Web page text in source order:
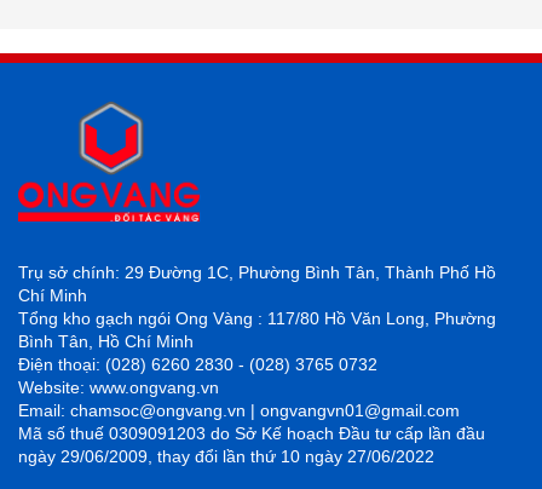
Trụ sở chính: 29 Đường 1C, Phường Bình Tân, Thành Phố Hồ
Chí Minh
Tổng kho gạch ngói Ong Vàng : 117/80 Hồ Văn Long, Phường
Bình Tân, Hồ Chí Minh
Điện thoại: (028) 6260 2830 - (028) 3765 0732
Website: www.ongvang.vn
Email: chamsoc@ongvang.vn | ongvangvn01@gmail.com
Mã số thuế 0309091203 do Sở Kế hoạch Đầu tư cấp lần đầu
ngày 29/06/2009, thay đổi lần thứ 10 ngày 27/06/2022